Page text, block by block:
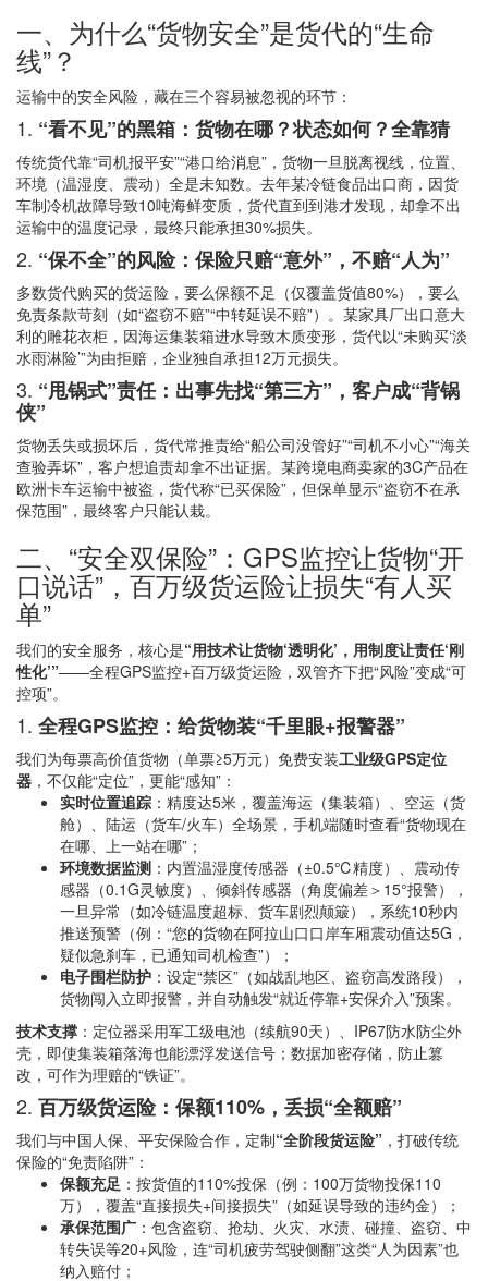
一、为什么“货物安全”是货代的“生命
线”？
运输中的安全风险，藏在三个容易被忽视的环节：
1. “看不见”的黑箱：货物在哪？状态如何？全靠猜
传统货代靠“司机报平安”“港口给消息”，货物一旦脱离视线，位置、
环境（温湿度、震动）全是未知数。去年某冷链食品出口商，因货
车制冷机故障导致10吨海鲜变质，货代直到到港才发现，却拿不出
运输中的温度记录，最终只能承担30%损失。
2. “保不全”的风险：保险只赔“意外”，不赔“人为”
多数货代购买的货运险，要么保额不足（仅覆盖货值80%），要么
免责条款苛刻（如“盗窃不赔”“中转延误不赔”）。某家具厂出口意大
利的雕花衣柜，因海运集装箱进水导致木质变形，货代以“未购买‘淡
水雨淋险’”为由拒赔，企业独自承担12万元损失。
3. “甩锅式”责任：出事先找“第三方”，客户成“背锅
侠”
货物丢失或损坏后，货代常推责给“船公司没管好”“司机不小心”“海关
查验弄坏”，客户想追责却拿不出证据。某跨境电商卖家的3C产品在
欧洲卡车运输中被盗，货代称“已买保险”，但保单显示“盗窃不在承
保范围”，最终客户只能认栽。
二、“安全双保险”：GPS监控让货物“开
口说话”，百万级货运险让损失“有人买
单”
我们的安全服务，核心是“用技术让货物‘透明化’，用制度让责任‘刚
性化’”——全程GPS监控+百万级货运险，双管齐下把“风险”变成“可
控项”。
1. 全程GPS监控：给货物装“千里眼+报警器”
我们为每票高价值货物（单票≥5万元）免费安装工业级GPS定位
器 ，不仅能“定位”，更能“感知”：
实时位置追踪 ：精度达5米，覆盖海运（集装箱）、空运（货
舱）、陆运（货车/火车）全场景，手机端随时查看“货物现在
在哪、上一站在哪”；
环境数据监测 ：内置温湿度传感器（±0.5℃精度）、震动传
感器（0.1G灵敏度）、倾斜传感器（角度偏差＞15°报警），
一旦异常（如冷链温度超标、货车剧烈颠簸），系统10秒内
推送预警（例：“您的货物在阿拉山口口岸车厢震动值达5G，
疑似急刹车，已通知司机检查”）；
电子围栏防护 ：设定“禁区”（如战乱地区、盗窃高发路段），
货物闯入立即报警，并自动触发“就近停靠+安保介入”预案。
技术支撑 ：定位器采用军工级电池（续航90天）、IP67防水防尘外
壳，即使集装箱落海也能漂浮发送信号；数据加密存储，防止篡
改，可作为理赔的“铁证”。
2. 百万级货运险：保额110%，丢损“全额赔”
我们与中国人保、平安保险合作，定制“全阶段货运险” ，打破传统
保险的“免责陷阱”：
保额充足 ：按货值的110%投保（例：100万货物投保110
万），覆盖“直接损失+间接损失”（如延误导致的违约金）；
承保范围广 ：包含盗窃、抢劫、火灾、水渍、碰撞、盗窃、中
转失误等20+风险，连“司机疲劳驾驶侧翻”这类“人为因素”也
纳入赔付；